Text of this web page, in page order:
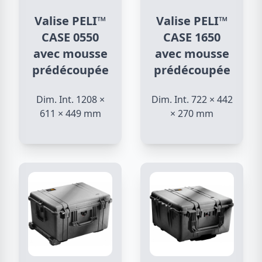
Valise PELI™
CASE 0550
avec mousse
prédécoupée
Dim. Int. 1208 ×
611 × 449 mm
Valise PELI™
CASE 1650
avec mousse
prédécoupée
Dim. Int. 722 × 442
× 270 mm